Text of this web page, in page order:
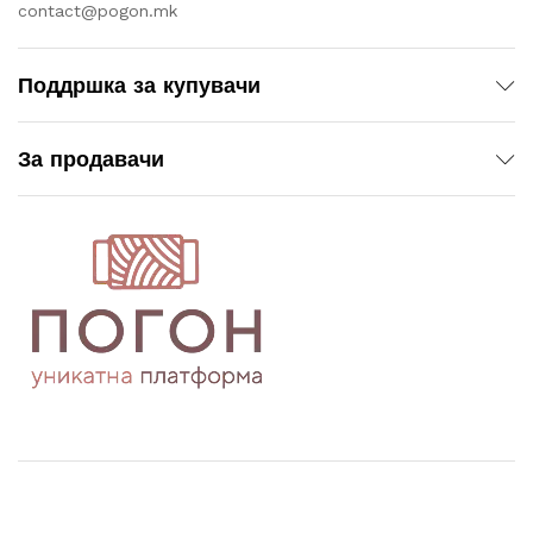
contact@pogon.mk
Поддршка за купувачи
За продавачи